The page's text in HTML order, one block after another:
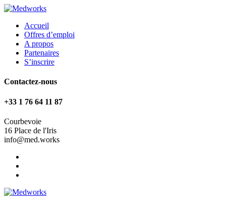
Accueil
Offres d’emploi
A propos
Partenaires
S’inscrire
Contactez-nous
+33 1 76 64 11 87
Courbevoie
16 Place de l'Iris
info@med.works